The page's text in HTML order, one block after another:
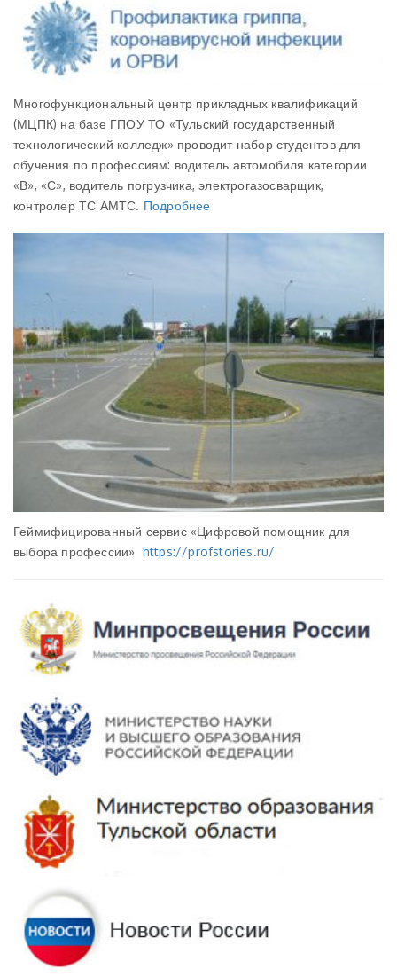
Многофункциональный центр прикладных квалификаций
(МЦПК) на базе ГПОУ ТО «Тульский государственный
технологический колледж» проводит набор студентов для
обучения по профессиям: водитель автомобиля категории
«В», «С», водитель погрузчика, электрогазосварщик,
контролер ТС АМТС. Подробнее
Геймифицированный сервис «Цифровой помощник для
выбора профессии» https://profstories.ru/